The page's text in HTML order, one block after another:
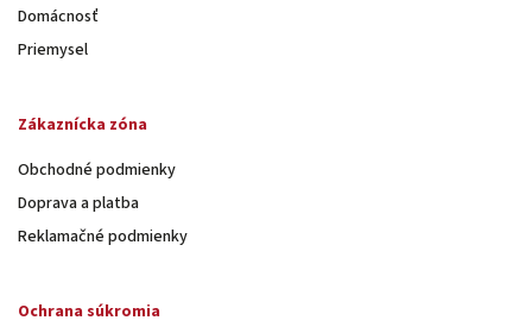
Domácnosť
Priemysel
Zákaznícka zóna
Obchodné podmienky
Doprava a platba
Reklamačné podmienky
Ochrana súkromia